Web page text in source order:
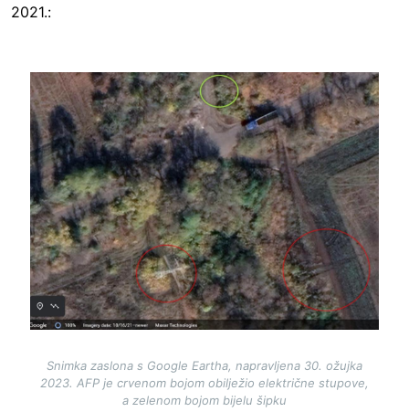
2021.:
Image
Snimka zaslona s Google Eartha, napravljena 30. ožujka
2023. AFP je crvenom bojom obilježio električne stupove,
a zelenom bojom bijelu šipku